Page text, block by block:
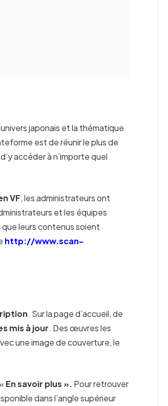
japonais et la thématique
est de réunir le plus de
accéder à n’importe quel
VF, les administrateurs ont
et les équipes
leurs contenus soient
http://www.scan-
. Sur la page d’accueil, de
mis à jour. Des œuvres les
une image de couverture, le
En savoir plus ». Pour retrouver
dans l’angle supérieur